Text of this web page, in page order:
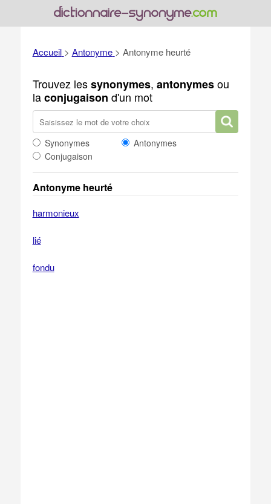
Accueil > Antonyme > Antonyme heurté
Trouvez lessynonymes, antonymesou
laconjugaison d'un mot
Synonymes
Antonymes
Conjugaison
Antonyme heurté
harmonieux
lié
fondu